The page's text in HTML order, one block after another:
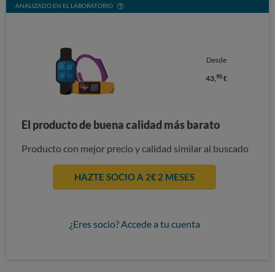
ANALIZADO EN EL LABORATORIO
Desde
43,90€
El producto de buena calidad más barato
Producto con mejor precio y calidad similar al buscado
HAZTE SOCIO A 2€ 2 MESES
¿Eres socio? Accede a tu cuenta